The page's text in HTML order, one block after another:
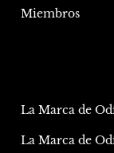
Miembros
La Marca de
La Marca de